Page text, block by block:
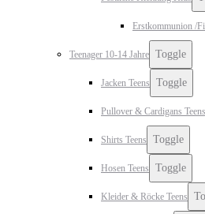
Erstkommunion /
Teenager 10-14 Jahre Toggle
Jacken Teens Toggle
Pullover & Cardigans Teens
Shirts Teens Toggle
Hosen Teens Toggle
Kleider & Röcke Teens